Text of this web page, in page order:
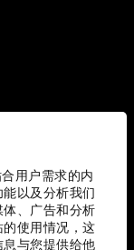
用户需求的内
以及分析我们
、广告和分析
使用情况，这
与您提供给他